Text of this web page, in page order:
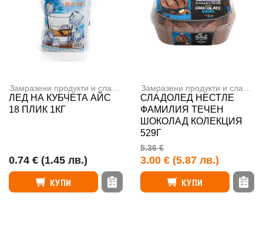
Сладоледи
ЛЕД НА КУБЧЕТА АЙС
18 ПЛИК 1КГ
0.74 € (1.45 лв.)
КУПИ
СЛАДОЛЕД НЕСТЛЕ
ФАМИЛИЯ ТЕЧЕН
ШОКОЛАД КОЛЕКЦИЯ
529Г
5.36 €
3.00 € (5.87 лв.)
КУПИ